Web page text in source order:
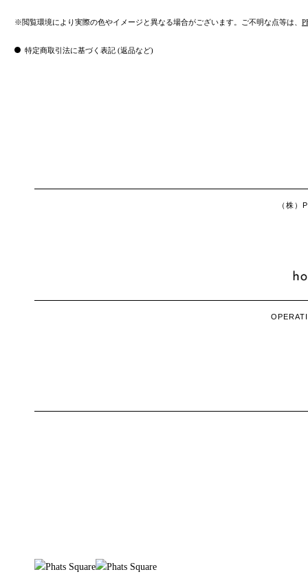
※閲覧環境により実際の色やイメージと異なる場合がございます。ご不明な点等は、
特定商取引法に基づく表記 (返品など)
（株